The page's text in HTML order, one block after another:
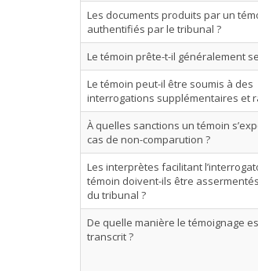
Les documents produits par un
authentifiés par le tribunal ?
Le témoin prête-t-il généralement
Le témoin peut-il être soumis à des
interrogations supplémentaires et
À quelles sanctions un témoin
cas de non-comparution ?
Les interprètes facilitant
témoin doivent-ils être
du tribunal ?
De quelle manière le témoignage
transcrit ?